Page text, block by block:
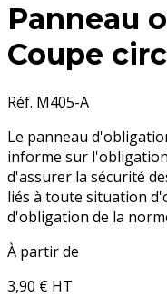
Panneau
Coupe
Réf. M405-A
Le panneau
informe sur
d'assurer la sécurité
liés à toute situation
d'obligation de la
À partir de
3,90 € HT